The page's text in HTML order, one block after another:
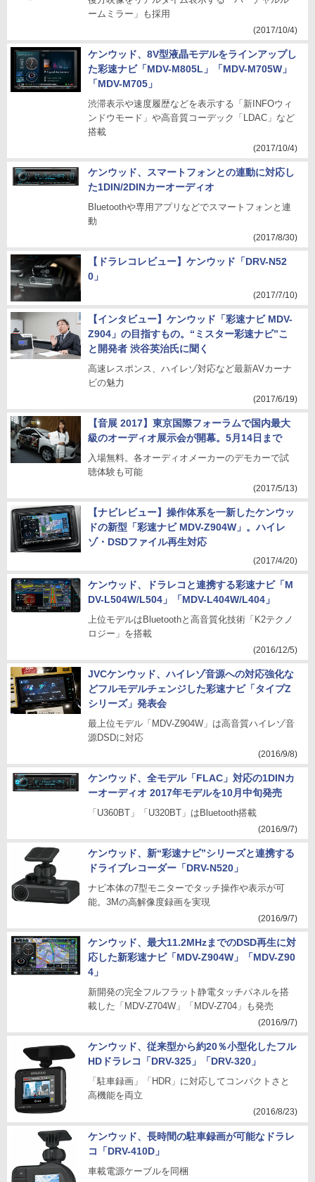
ームミラー」も採用
(2017/10/4)
ケンウッド、8V型液晶モデルをラインアップし
た彩速ナビ「MDV-M805L」「MDV-M705W」
「MDV-M705」
渋滞表示や速度履歴などを表示する「新INFOウィ
ンドウモード」や高音質コーデック「LDAC」など
搭載
(2017/10/4)
ケンウッド、スマートフォンとの連動に対応し
た1DIN/2DINカーオーディオ
Bluetoothや専用アプリなどでスマートフォンと連
動
(2017/8/30)
【ドラレコレビュー】ケンウッド「DRV-N52
0」
(2017/7/10)
【インタビュー】ケンウッド「彩速ナビ MDV-
Z904」の目指すもの。“ミスター彩速ナビ”こ
と開発者 渋谷英治氏に聞く
高速レスポンス、ハイレゾ対応など最新AVカーナ
ビの魅力
(2017/6/19)
【音展 2017】東京国際フォーラムで国内最大
級のオーディオ展示会が開幕。5月14日まで
入場無料。各オーディオメーカーのデモカーで試
聴体験も可能
(2017/5/13)
【ナビレビュー】操作体系を一新したケンウッ
ドの新型「彩速ナビ MDV-Z904W」。ハイレ
ゾ・DSDファイル再生対応
(2017/4/20)
ケンウッド、ドラレコと連携する彩速ナビ「M
DV-L504W/L504」「MDV-L404W/L404」
上位モデルはBluetoothと高音質化技術「K2テクノ
ロジー」を搭載
(2016/12/5)
JVCケンウッド、ハイレゾ音源への対応強化な
どフルモデルチェンジした彩速ナビ「タイプZ
シリーズ」発表会
最上位モデル「MDV-Z904W」は高音質ハイレゾ音
源DSDに対応
(2016/9/8)
ケンウッド、全モデル「FLAC」対応の1DINカ
ーオーディオ 2017年モデルを10月中旬発売
「U360BT」「U320BT」はBluetooth搭載
(2016/9/7)
ケンウッド、新“彩速ナビ”シリーズと連携する
ドライブレコーダー「DRV-N520」
ナビ本体の7型モニターでタッチ操作や表示が可
能。3Mの高解像度録画を実現
(2016/9/7)
ケンウッド、最大11.2MHzまでのDSD再生に対
応した新彩速ナビ「MDV-Z904W」「MDV-Z90
4」
新開発の完全フルフラット静電タッチパネルを搭
載した「MDV-Z704W」「MDV-Z704」も発売
(2016/9/7)
ケンウッド、従来型から約20％小型化したフル
HDドラレコ「DRV-325」「DRV-320」
「駐車録画」「HDR」に対応してコンパクトさと
高機能を両立
(2016/8/23)
ケンウッド、長時間の駐車録画が可能なドラレ
コ「DRV-410D」
車載電源ケーブルを同梱